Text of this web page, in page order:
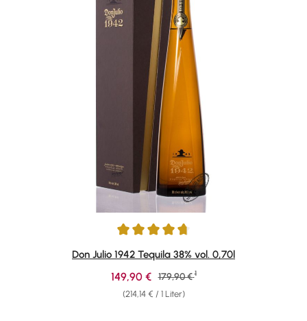
Durchschnittliche Bewertung von 4.84 von 5 Sternen
Don Julio 1942 Tequila 38% vol. 0,70l
(214,14 € / 1 Liter)
Verkaufspreis:
149,90 € Regulärer Preis:
179,90 € 1